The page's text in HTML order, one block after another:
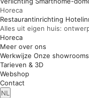
Horeca
Restaurantinrichting
Alles uit eigen huis:
Horeca
Meer over ons
Werkwijze Onze showrooms
Tarieven & 3D
Webshop
Contact
NL